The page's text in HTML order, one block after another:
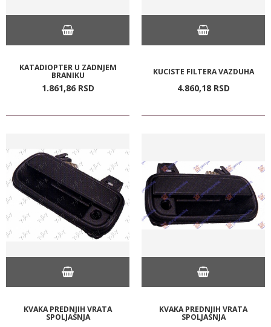
KATADIOPTER U ZADNJEM
BRANIKU
1.861,86 RSD
KUCISTE FILTERA VAZDUHA
4.860,18 RSD
KVAKA PREDNJIH VRATA
SPOLJASNJA
KVAKA PREDNJIH VRATA
SPOLJASNJA